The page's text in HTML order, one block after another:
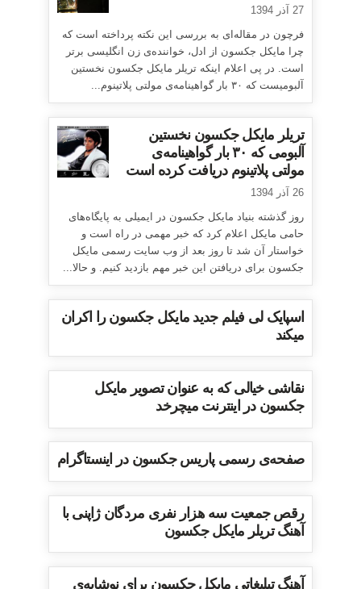
27 آذر 1394
فرچون در مقاله‌ای به بررسی این نکته پرداخته است که
چرا مایکل جکسون از ادل، خواننده‌ی زن انگلیسی برتر
است. در پی اعلام اینکه تریلر مایکل جکسون نخستین
آلبومیست که ۳۰ بار گواهینامه‌ی مولتی پلاتینوم...
تریلر مایکل جکسون نخستین
آلبومی که ۳۰ بار گواهینامه‌ی
مولتی پلاتینوم دریافت کرده است
26 آذر 1394
روز گذشته بنیاد مایکل جکسون در ایمیلی به پایگاه‌های
حامی مایکل اعلام کرد که خبر مهمی در راه است و
خواستار آن شد تا روز بعد از وب سایت رسمی مایکل
جکسون برای دریافتن این خبر مهم بازدید کنیم. و حالا...
اسپایک لی فیلم جدید مایکل جکسون را اکران
میکند
نقاشی خیالی که به عنوان تصویر مایکل
جکسون در اینترنت میچرخد
صفحه‌ی رسمی پاریس جکسون در اینستاگرام
رقص جمعیت سه هزار نفری مردگان ژاپنی با
آهنگ تریلر مایکل جکسون
آهنگ تبلیغاتی مایکل جکسون برای نوشابه‌ی